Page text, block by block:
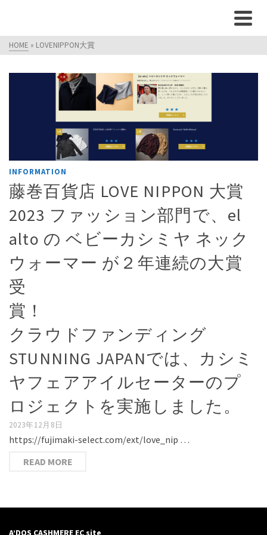
HOME » LOVENIPPON大賞
INFORMATION
藤巻百貨店 LOVE NIPPON 大賞
2023 ファッション部門で、el
alto の ベビーカシミヤ ネック
ウォーマー が２年連続の大賞
受
賞
クラウドファンディング
STUNNING JAPANでは、カシミ
ヤフェアアイルセーターのプ
ロジェクトを実施しました。
2023年12月8日
https://fujimaki-select.com/ext/love_nip …
READ MORE
A’DOS CASHMERE EC site